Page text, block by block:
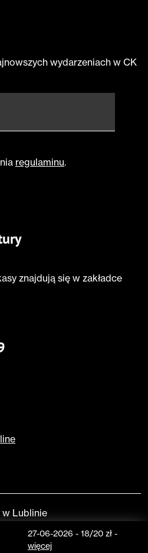
27-06-2026 - 18/20 zł -
więcej
wydarzeniach w CK
regulaminu.
znajdują się w zakładce
Lublinie